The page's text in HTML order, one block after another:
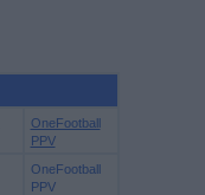
OneFootball
PPV
OneFootball
PPV